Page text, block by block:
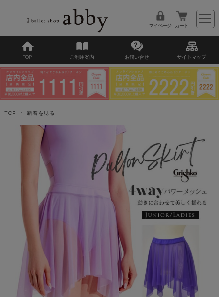
マイページ カート
TOP ご利用案内 お問い合せ サイトマップ
TOP 新着を見る